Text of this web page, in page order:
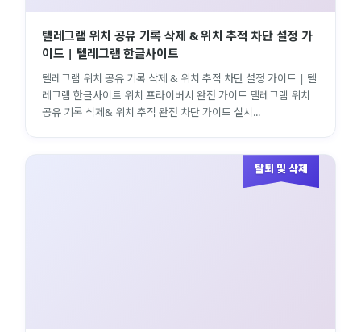
텔레그램 위치 공유 기록 삭제 & 위치 추적 차단 설정 가
이드 | 텔레그램 한글사이트
텔레그램 위치 공유 기록 삭제 & 위치 추적 차단 설정 가이드 | 텔
레그램 한글사이트 위치 프라이버시 완전 가이드 텔레그램 위치
공유 기록 삭제& 위치 추적 완전 차단 가이드 실시...
탈퇴 및 삭제